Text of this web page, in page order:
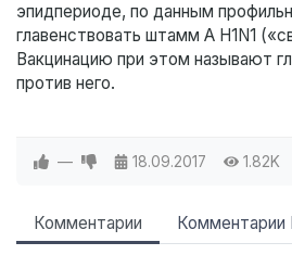
эпидпериоде, по данным
главенствовать штамм A H1N1
Вакцинацию при этом называют
против него.
— 18.09.2017 1.82K
Комментарии Комментарии